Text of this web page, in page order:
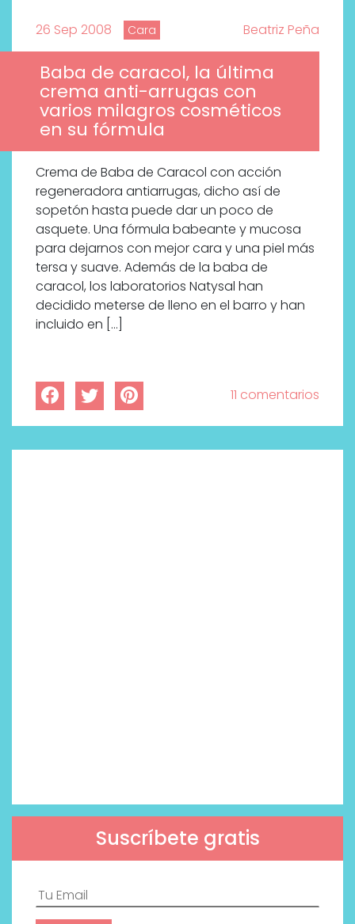
26 Sep 2008 Cara Beatriz Peña
Baba de caracol, la última
crema anti-arrugas con
varios milagros cosméticos
en su fórmula
Crema de Baba de Caracol con acción
regeneradora antiarrugas, dicho así de
sopetón hasta puede dar un poco de
asquete. Una fórmula babeante y mucosa
para dejarnos con mejor cara y una piel más
tersa y suave. Además de la baba de
caracol, los laboratorios Natysal han
decidido meterse de lleno en el barro y han
incluido en […]
11 comentarios
Suscríbete gratis